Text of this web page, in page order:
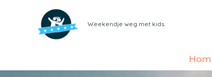
Weekendje weg met kids